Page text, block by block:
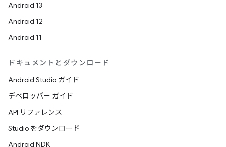
Android 13
Android 12
Android 11
ドキュメントとダウンロード
Android Studio ガイド
デベロッパー ガイド
API リファレンス
Studio をダウンロード
Android NDK